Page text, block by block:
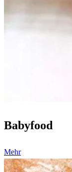
Babyfood
Mehr